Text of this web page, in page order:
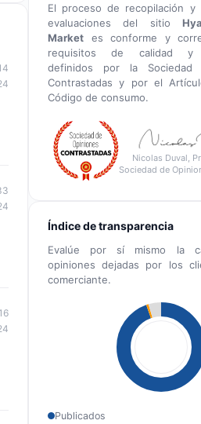
El proceso de recopilación y
evaluaciones del sitio
Market es conforme y
requisitos de calidad y
definidos por la Sociedad
Contrastadas y por el
Código de consumo.
Nicolas Duval,
Sociedad de
Índice de transparencia
Evalúe por sí mismo la
opiniones dejadas por los
comerciante.
Publicados